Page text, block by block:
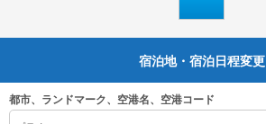
宿泊地・宿泊日程変更
都市、ランドマーク、空港名、空港コード